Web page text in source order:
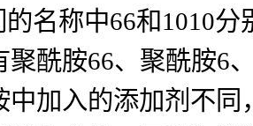
名称中66和1010分
聚酰胺66、聚酰胺6
中加入的添加剂不